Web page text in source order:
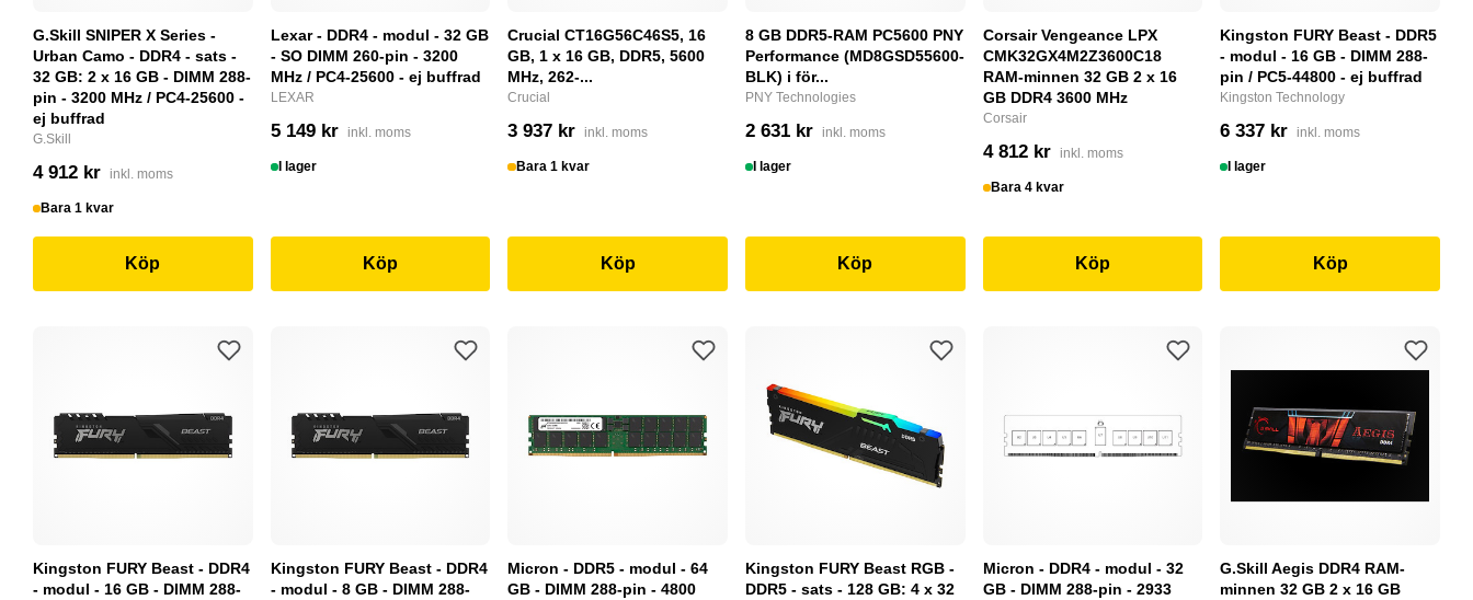
G.Skill SNIPER X Series -
Urban Camo - DDR4 - sats -
32 GB: 2 x 16 GB - DIMM 288-
pin - 3200 MHz / PC4-25600 -
ej buffrad
G.Skill
4 912 kr inkl. moms
Bara 1 kvar
Köp
Lexar - DDR4 - modul - 32 GB
- SO DIMM 260-pin - 3200
MHz / PC4-25600 - ej buffrad
LEXAR
5 149 kr inkl. moms
I lager
Köp
Crucial CT16G56C46S5, 16
GB, 1 x 16 GB, DDR5, 5600
MHz, 262-...
Crucial
3 937 kr inkl. moms
Bara 1 kvar
Köp
8 GB DDR5-RAM PC5600 PNY
Performance (MD8GSD55600-
BLK) i för...
PNY Technologies
2 631 kr inkl. moms
I lager
Köp
Corsair Vengeance LPX
CMK32GX4M2Z3600C18
RAM-minnen 32 GB 2 x 16
GB DDR4 3600 MHz
Corsair
4 812 kr inkl. moms
Bara 4 kvar
Köp
Kingston FURY Beast - DDR5
- modul - 16 GB - DIMM 288-
pin / PC5-44800 - ej buffrad
Kingston Technology
6 337 kr inkl. moms
I lager
Köp
Kingston FURY Beast - DDR4
- modul - 16 GB - DIMM 288-
Kingston FURY Beast - DDR4
- modul - 8 GB - DIMM 288-
Micron - DDR5 - modul - 64
GB - DIMM 288-pin - 4800
Kingston FURY Beast RGB -
DDR5 - sats - 128 GB: 4 x 32
Micron - DDR4 - modul - 32
GB - DIMM 288-pin - 2933
G.Skill Aegis DDR4 RAM-
minnen 32 GB 2 x 16 GB